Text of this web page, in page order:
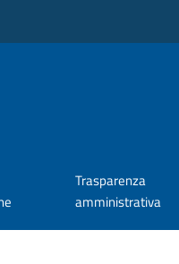
Trasparenza
amministrativa